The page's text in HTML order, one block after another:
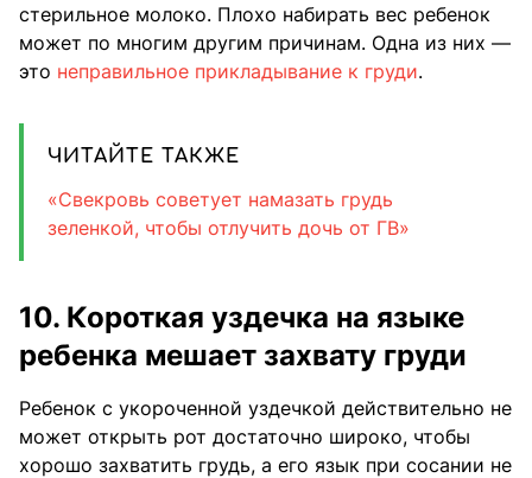
стерильное молоко. Плохо набирать вес ребенок
может по многим другим причинам. Одна из них —
это неправильное прикладывание к груди.
ЧИТАЙТЕ ТАКЖЕ
«Свекровь советует намазать грудь
зеленкой, чтобы отлучить дочь от ГВ»
10. Короткая уздечка на языке
ребенка мешает захвату груди
Ребенок с укороченной уздечкой действительно не
может открыть рот достаточно широко, чтобы
хорошо захватить грудь, а его язык при сосании не